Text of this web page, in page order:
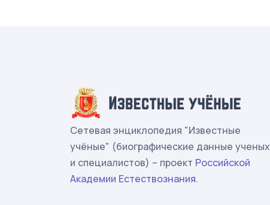
Сетевая энциклопедия "Известные
учёные" (биографические данные ученых
и специалистов) – проект Российской
Академии Естествознания.